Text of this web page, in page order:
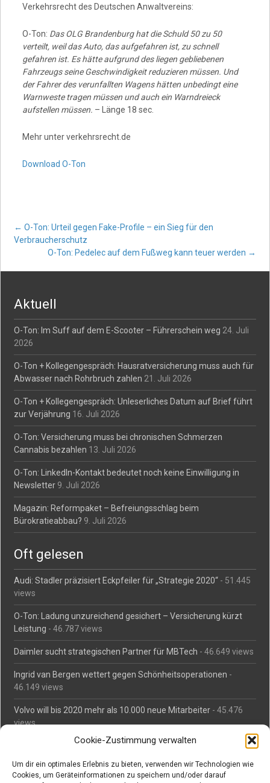
Cookie-Zustimmung verwalten
Um dir ein optimales Erlebnis zu bieten, verwenden wir Technologien wie
Cookies, um Geräteinformationen zu speichern und/oder darauf
Verkehrsrecht des Deutschen Anwaltvereins:
O-Ton: Das OLG Brandenburg hat die Schuld 50 zu 50
verteilt, weil das Auto, das aufgefahren ist, zu schnell
gefahren ist. Es hätte aufgrund des liegen gebliebenen
Fahrzeugs seine Geschwindigkeit reduzieren müssen. Und
der Fahrer des verunfallten Wagens hätten unbedingt eine
Warnweste tragen müssen und auch ein Warndreieck
aufstellen müssen. – Länge 18 sec.
Mehr unter verkehrsrecht.de
Download O-Ton
Post
navigation
← O-Ton: Urteil gegen Fake-Profile – ein Sieg für den
Verbraucherschutz
O-Ton: Pedelec auf dem Fußweg kann teuer werden →
Aktuell
O-Ton: Im Suff auf dem E-Scooter – Führerschein weg 24. Juli
2026
O-Ton + Kollegengespräch: Hausratversicherung muss auch für
Abwasser nach Rohrbruch zahlen 21. Juli 2026
O-Ton + Kollegengespräch: Unleserliches Datum auf Brief führt
zur Verjährung 16. Juli 2026
O-Ton: Versicherung muss bei chronischen Schmerzen
Cannabis bezahlen 13. Juli 2026
O-Ton: LinkedIn-Kontakt bedeutet noch keine Einwilligung in
Newsletter 9. Juli 2026
Magazin: Reformpaket – Befreiungsschlag beim
Bürokratieabbau? 9. Juli 2026
Oft gelesen
Audi: Stadler präzisiert Eckpfeiler für „Strategie 2020“ - 51.445
views
O-Ton: Ladung unzureichend gesichert – Versicherung kürzt
Leistung - 46.787 views
Daimler sucht strategischen Partner für MBTech - 46.649 views
Ingrid van Bergen wettert gegen Schönheitsoperationen -
46.149 views
Volvo will bis 2020 mehr als 10.000 neue Mitarbeiter - 45.476
views
Mäßiges Interesse an Daimlers MBtech- 44.700 views
O-Ton: Wer muss Schaden für abgedriftete Silvesterraketen